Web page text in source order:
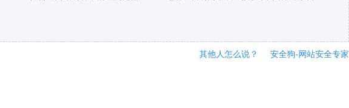
其他人怎么说？ 安全狗-网站安全专家